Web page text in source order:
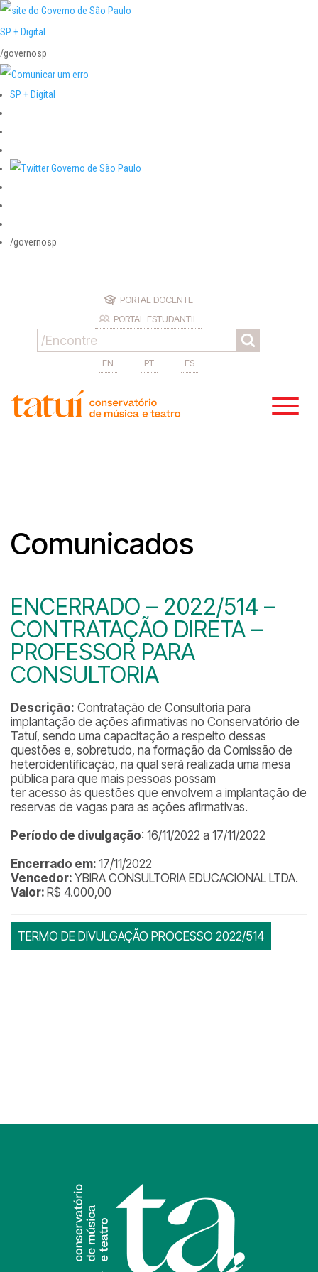
SP + Digital
/governosp
SP + Digital
/governosp
PORTAL DOCENTE
PORTAL ESTUDANTIL
EN PT ES
Comunicados
ENCERRADO – 2022/514 –
CONTRATAÇÃO DIRETA –
PROFESSOR PARA
CONSULTORIA
Descrição: Contratação de Consultoria para
implantação de ações afirmativas no Conservatório de
Tatuí, sendo uma capacitação a respeito dessas
questões e, sobretudo, na formação da Comissão de
heteroidentificação, na qual será realizada uma mesa
pública para que mais pessoas possam
ter acesso às questões que envolvem a implantação de
reservas de vagas para as ações afirmativas.
Período de divulgação: 16/11/2022 a 17/11/2022
Encerrado em: 17/11/2022
Vencedor: YBIRA CONSULTORIA EDUCACIONAL LTDA.
Valor: R$ 4.000,00
TERMO DE DIVULGAÇÃO PROCESSO 2022/514